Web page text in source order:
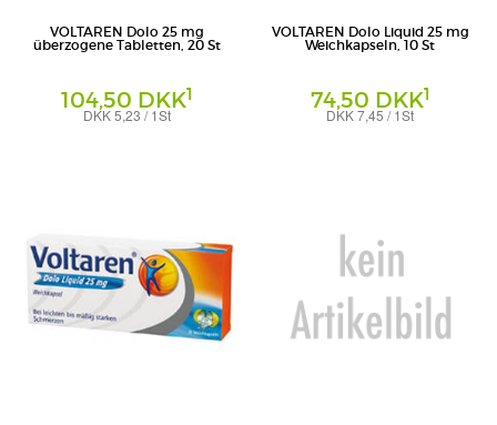
VOLTAREN Dolo 25 mg
überzogene Tabletten, 20 St
104,50 DKK1
DKK 5,23 / 1St
VOLTAREN Dolo Liquid 25 mg
Weichkapseln, 10 St
74,50 DKK1
DKK 7,45 / 1St